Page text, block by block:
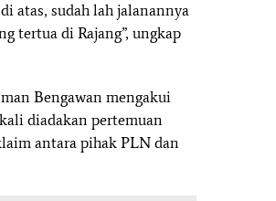
atas, sudah lah jalanannya
tertua di Rajang”, ungkap
Bengawan mengakui
diadakan pertemuan
antara pihak PLN dan